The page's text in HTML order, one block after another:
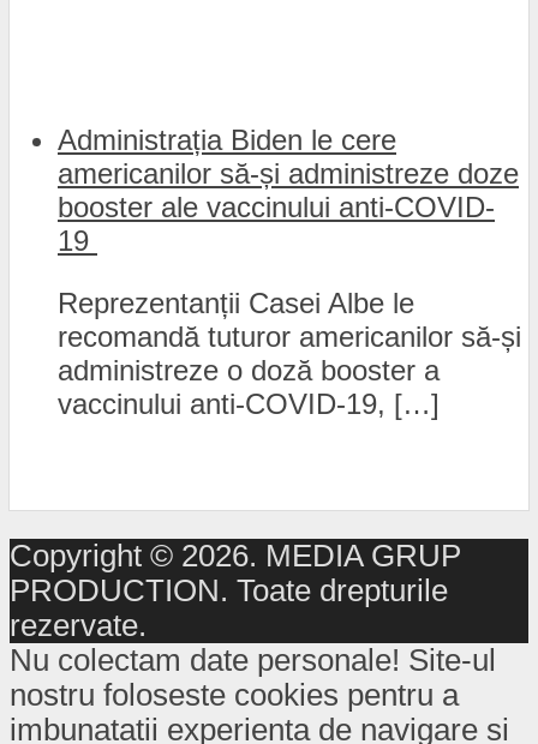
Administrația Biden le cere
americanilor să-și administreze doze
booster ale vaccinului anti-COVID-
19
Reprezentanții Casei Albe le
recomandă tuturor americanilor să-și
administreze o doză booster a
vaccinului anti-COVID-19, […]
Copyright © 2026. MEDIA GRUP
PRODUCTION. Toate drepturile
rezervate.
Nu colectam date personale! Site-ul
nostru foloseste cookies pentru a
imbunatatii experienta de navigare si